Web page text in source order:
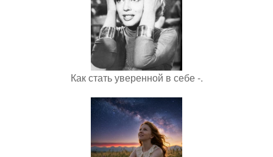
Как стать уверенной в себе -.